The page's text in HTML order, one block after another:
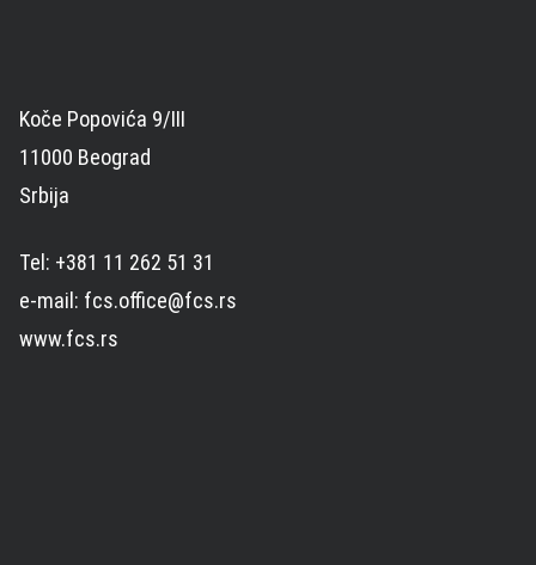
Koče Popovića 9/III
11000 Beograd
Srbija
Tel: +381 11 262 51 31
e-mail: fcs.office@fcs.rs
www.fcs.rs